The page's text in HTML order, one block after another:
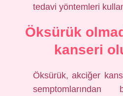
tedavi yöntemleri
Öksürük
kanseri
Öksürük, akciğer
semptomlarından